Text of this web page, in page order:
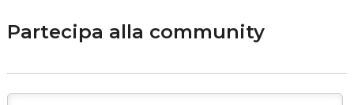
Partecipa alla community